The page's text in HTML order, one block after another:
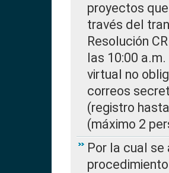
proyectos
través del
Resolución
las 10:00
virtual no
correos
(registro
(máximo 2
Por la cual